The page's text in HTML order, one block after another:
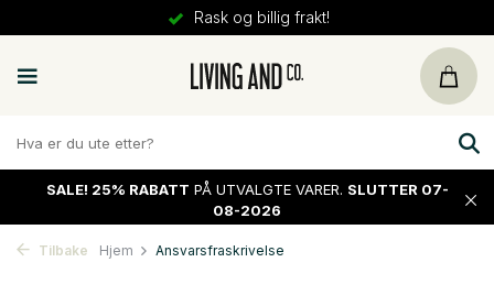
Rask og billig frakt!
SALE! 25% RABATT PÅ UTVALGTE VARER. SLUTTER 07-
08-2026
Tilbake Hjem Ansvarsfraskrivelse